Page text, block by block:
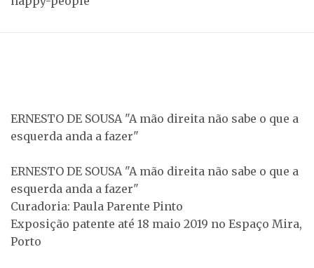
ERNESTO DE SOUSA "A mão direita não sabe o que a
esquerda anda a fazer"
ERNESTO DE SOUSA "A mão direita não sabe o que a
esquerda anda a fazer"
Curadoria: Paula Parente Pinto
Exposição patente até 18 maio 2019 no Espaço Mira,
Porto